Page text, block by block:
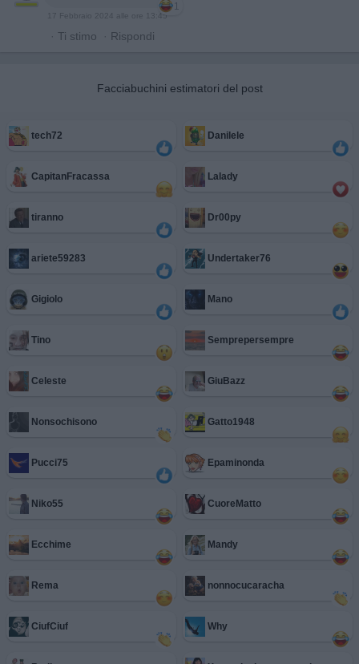
1
17 Febbraio 2024 alle ore 13:45
· Ti stimo · Rispondi
Facciabuchini estimatori del post
tech72 Danilele
CapitanFracassa Lalady
tiranno Dr00py
ariete59283 Undertaker76
Gigiolo Mano
Tino Semprepersempre
Celeste GiuBazz
Nonsochisono Gatto1948
Pucci75 Epaminonda
Niko55 CuoreMatto
Ecchime Mandy
Rema nonnocucaracha
CiufCiuf Why